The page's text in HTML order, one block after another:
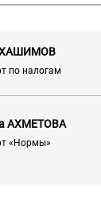
ХАШИМОВ
по налогам
АХМЕТОВА
«Нормы»